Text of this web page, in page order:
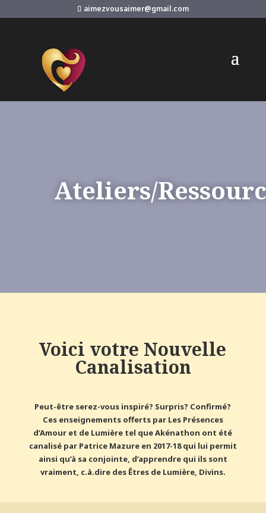
aimezvousaimer@gmail.com
Ateliers/
Voici votre Nouvelle
Canalisation
Peut-être serez-vous inspiré? Surpris? Confirmé?
Ces enseignements offerts par Les Présences
d’Amour et de Lumière tel que Akénathon ont été
canalisé par Patrice Mazure en 2017-18 qui lui permit
ainsi qu’à sa conjointe, d’apprendre qui ils sont
vraiment, c.à.dire des Êtres de Lumière, Divins.